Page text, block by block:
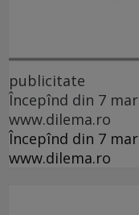
publicitate
Începînd din 7
www.dilema.ro
Începînd din 7
www.dilema.ro